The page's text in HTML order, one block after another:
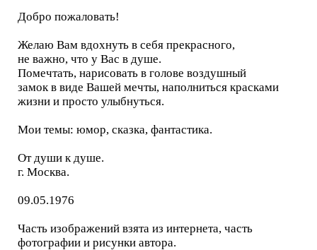
Добро пожаловать!
Желаю Вам вдохнуть в себя прекрасного,
не важно, что у Вас в душе.
Помечтать, нарисовать в голове воздушный
замок в виде Вашей мечты, наполниться красками
жизни и просто улыбнуться.
Мои темы: юмор, сказка, фантастика.
От души к душе.
г. Москва.
09.05.1976
Часть изображений взята из интернета, часть
фотографии и рисунки автора.